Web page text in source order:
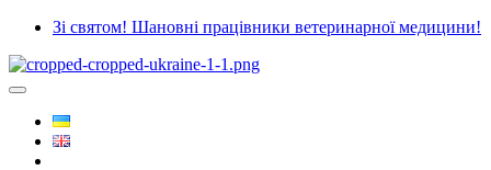
Зі святом! Шановні працівники ветеринарної медицини!